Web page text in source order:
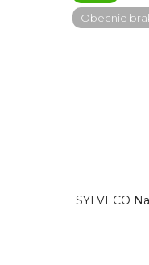
SYLVECO
Obecnie